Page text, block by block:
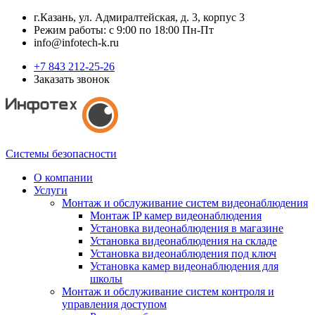
г.Казань, ул. Адмиралтейская, д. 3, корпус 3
Режим работы: с 9:00 по 18:00 Пн-Пт
info@infotech-k.ru
+7 843 212-25-26
Заказать звонок
Системы безопасности
О компании
Услуги
Монтаж и обслуживание систем видеонаблюдения
Монтаж IP камер видеонаблюдения
Установка видеонаблюдения в магазине
Установка видеонаблюдения на складе
Установка видеонаблюдения под ключ
Установка камер видеонаблюдения для
школы
Монтаж и обслуживание систем контроля и
управления доступом